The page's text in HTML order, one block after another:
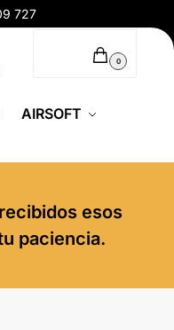
727
0
AIRSOFT
esos
paciencia.